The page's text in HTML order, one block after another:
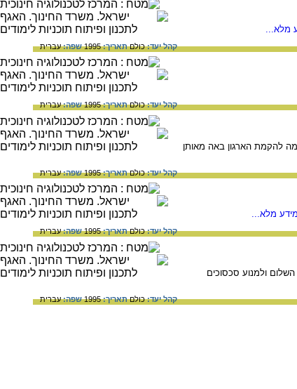
מלא...
קהל יעד:כולםתאריך:1995 שפה:עברית
קהל יעד:כולםתאריך:1995 שפה:עברית
היוזמה להקמת הארגון באה מאותן
קהל יעד:כולםתאריך:1995 שפה:עברית
מלא...
קהל יעד:כולםתאריך:1995 שפה:עברית
על השלום ולמנוע סכסוכים
קהל יעד:כולםתאריך:1995 שפה:עברית